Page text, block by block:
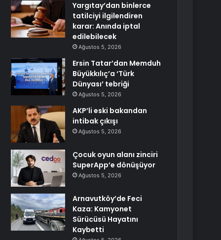
Yargıtay’dan binlerce
tatilciyi ilgilendiren
karar: Anında iptal
edilebilecek
Ağustos 5, 2026
Ersin Tatar’dan Memduh
Büyükkılıç’a ‘Türk
Dünyası’ tebriği
Ağustos 5, 2026
AKP’li eski bakandan
intibak çıkışı
Ağustos 5, 2026
Çocuk oyun alanı zinciri
SuperApp’e dönüşüyor
Ağustos 5, 2026
Arnavutköy’de Feci
Kaza: Kamyonet
Sürücüsü Hayatını
Kaybetti